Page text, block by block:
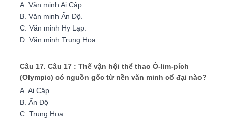
A. Văn minh Ai Cập.
B. Văn minh Ấn Độ.
C. Văn minh Hy Lạp.
D. Văn minh Trung Hoa.
Câu 17. Câu 17 : Thế vận hội thể thao Ô-lim-pích
(Olympic) có nguồn gốc từ nền văn minh cổ đại nào?
A. Ai Cập
B. Ấn Độ
C. Trung Hoa